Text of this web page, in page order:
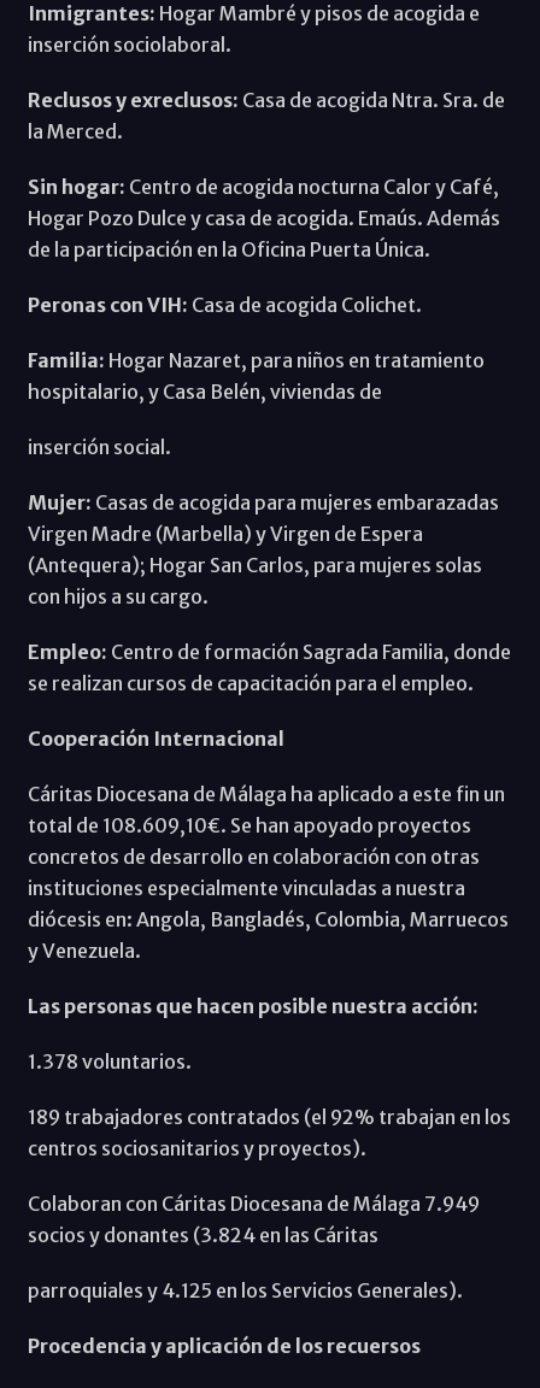
Inmigrantes: Hogar Mambré y pisos de acogida e
inserción sociolaboral.
Reclusos y exreclusos: Casa de acogida Ntra. Sra. de
la Merced.
Sin hogar: Centro de acogida nocturna Calor y Café,
Hogar Pozo Dulce y casa de acogida. Emaús. Además
de la participación en la Oficina Puerta Única.
Peronas con VIH: Casa de acogida Colichet.
Familia: Hogar Nazaret, para niños en tratamiento
hospitalario, y Casa Belén, viviendas de
inserción social.
Mujer: Casas de acogida para mujeres embarazadas
Virgen Madre (Marbella) y Virgen de Espera
(Antequera); Hogar San Carlos, para mujeres solas
con hijos a su cargo.
Empleo: Centro de formación Sagrada Familia, donde
se realizan cursos de capacitación para el empleo.
Cooperación Internacional
Cáritas Diocesana de Málaga ha aplicado a este fin un
total de 108.609,10€. Se han apoyado proyectos
concretos de desarrollo en colaboración con otras
instituciones especialmente vinculadas a nuestra
diócesis en: Angola, Bangladés, Colombia, Marruecos
y Venezuela.
Las personas que hacen posible nuestra acción:
1.378 voluntarios.
189 trabajadores contratados (el 92% trabajan en los
centros sociosanitarios y proyectos).
Colaboran con Cáritas Diocesana de Málaga 7.949
socios y donantes (3.824 en las Cáritas
parroquiales y 4.125 en los Servicios Generales).
Procedencia y aplicación de los recuersos